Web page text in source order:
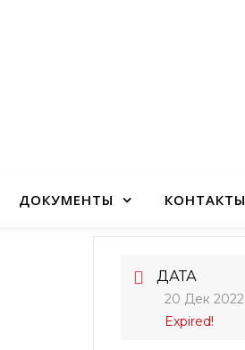
ДОКУМЕНТЫ КОНТАКТЫ
ДАТА
20 Дек 2022
Expired!